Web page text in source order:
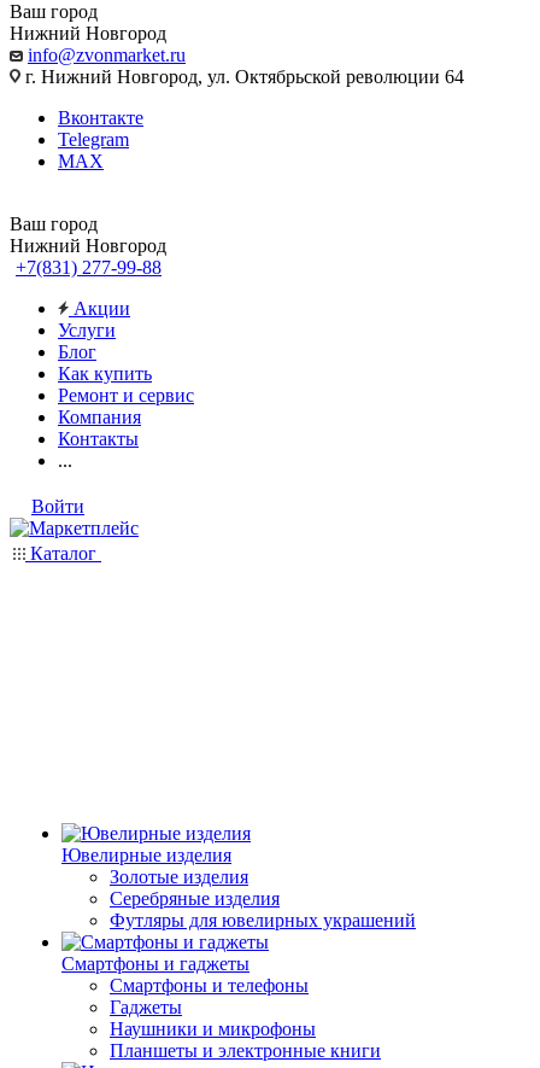
Ваш город
Нижний Новгород
info@zvonmarket.ru
г. Нижний Новгород, ул. Октябрьской революции 64
Вконтакте
Telegram
MAX
Ваш город
Нижний Новгород
+7(831) 277-99-88
Акции
Услуги
Блог
Как купить
Ремонт и сервис
Компания
Контакты
...
Войти
Каталог
Ювелирные изделия
Золотые изделия
Серебряные изделия
Футляры для ювелирных украшений
Смартфоны и гаджеты
Смартфоны и телефоны
Гаджеты
Наушники и микрофоны
Планшеты и электронные книги